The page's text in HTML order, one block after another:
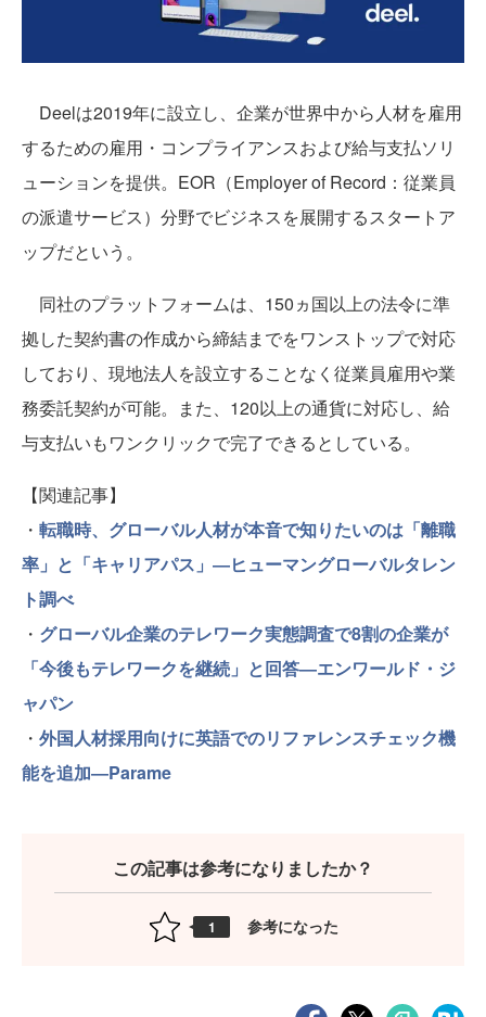
Deelは2019年に設立し、企業が世界中から人材を雇用
するための雇用・コンプライアンスおよび給与支払ソリ
ューションを提供。EOR（Employer of Record：従業員
の派遣サービス）分野でビジネスを展開するスタートア
ップだという。
同社のプラットフォームは、150ヵ国以上の法令に準
拠した契約書の作成から締結までをワンストップで対応
しており、現地法人を設立することなく従業員雇用や業
務委託契約が可能。また、120以上の通貨に対応し、給
与支払いもワンクリックで完了できるとしている。
【関連記事】
・ 転職時、グローバル人材が本音で知りたいのは「離職
率」と「キャリアパス」―ヒューマングローバルタレン
ト調べ
・ グローバル企業のテレワーク実態調査で8割の企業が
「今後もテレワークを継続」と回答―エンワールド・ジ
ャパン
・ 外国人材採用向けに英語でのリファレンスチェック機
能を追加―Parame
この記事は参考になりましたか？
1 参考になった